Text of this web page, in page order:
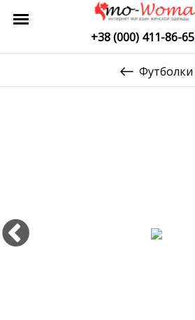
+38 (000) 411-86-65
Футболки